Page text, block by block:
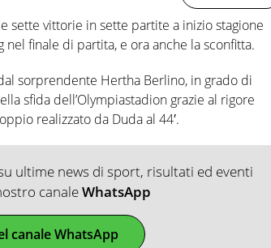
sette vittorie in sette partite a inizio stagione
nel finale di partita, e ora anche la sconfitta.
sorprendente Hertha Berlino, in grado di
sfida dell’Olympiastadion grazie al rigore
realizzato da Duda al 44′.
ultime news di sport, risultati ed eventi
canaleWhatsApp
canale WhatsApp